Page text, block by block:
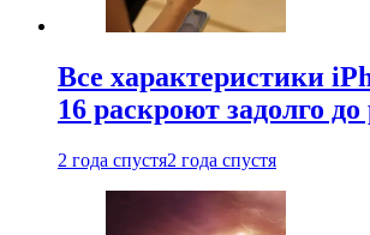
Все характеристики
16 раскроют задолго до
2 года спустя2 года спустя